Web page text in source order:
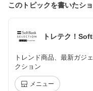
このトピックを書いたシ
トレテク！
トレンド商品、最新ガジ
クション
メニュー